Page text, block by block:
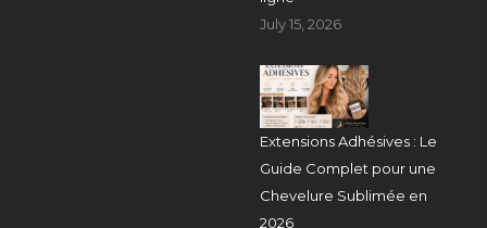
July 15, 2026
Extensions Adhésives : Le
Guide Complet pour une
Chevelure Sublimée en
2026